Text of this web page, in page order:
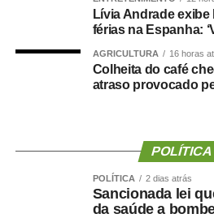
“Foi uma escolha política
formalizada dentro do processo
a realização da convenção.”
A partir da definição, afirmou o
“Fiz isso de boa-fé, acreditando
na seriedade de uma decisão
governar Mato Grosso.”
Lívia Andrade
férias na Espanha:
AGRICULTURA 16 horas
Colheita do café
atraso provocado
POLÍTICA
POLÍTICA 2 dias atrás
Sancionada lei
da saúde a